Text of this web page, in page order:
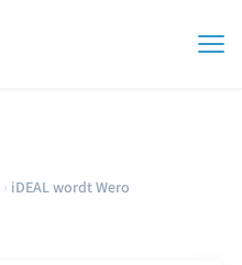
› iDEAL wordt Wero